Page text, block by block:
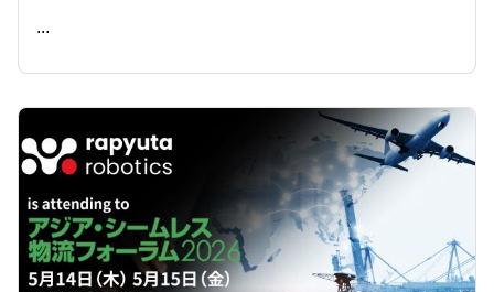
...
READ ME